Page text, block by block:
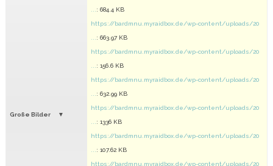
Große Bilder
: 684.4 KB
https://bardmnu.myraidbox.de/wp-content/uploads/20
: 663.97 KB
https://bardmnu.myraidbox.de/wp-content/uploads/20
: 156.6 KB
https://bardmnu.myraidbox.de/wp-content/uploads/20
: 632.99 KB
https://bardmnu.myraidbox.de/wp-content/uploads/20
: 1336 KB
https://bardmnu.myraidbox.de/wp-content/uploads/20
: 107.62 KB
https://bardmnu.myraidbox.de/wp-content/uploads/20